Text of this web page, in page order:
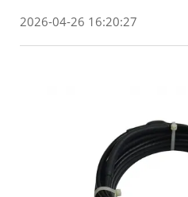
2026-04-26 16:20:27